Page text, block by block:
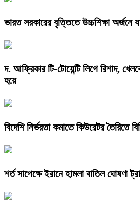
ভারত সরকারের বৃত্তিতে উচ্চশিক্ষা অর্জনে
দ. আফ্রিকার টি-টোয়েন্টি লিগে রিশাদ,
হয়ে
বিদেশি নির্ভরতা কমাতে কিউরেটর তৈরিতে
শর্ত সাপেক্ষে ইরানে হামলা বাতিল ঘোষণা